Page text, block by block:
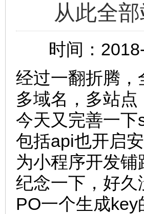
从此全
时间：
经过一翻折腾
多域名，多站
今天又完善一
包括api也开启
为小程序开发铺
纪念一下，好
PO一个生成